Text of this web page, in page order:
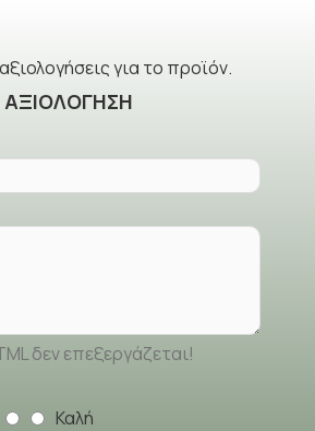
για το προϊόν.
δεν επεξεργάζεται!
Καλή